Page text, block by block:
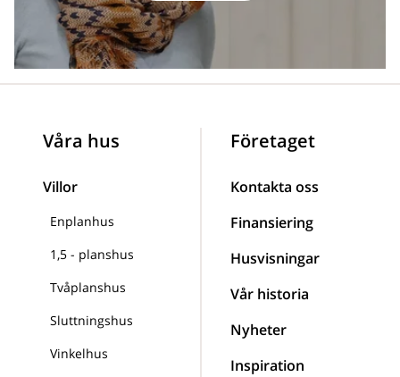
Våra hus
Villor
Enplanhus
1,5 - planshus
Tvåplanshus
Sluttningshus
Vinkelhus
Företaget
Kontakta oss
Finansiering
Husvisningar
Vår historia
Nyheter
Inspiration